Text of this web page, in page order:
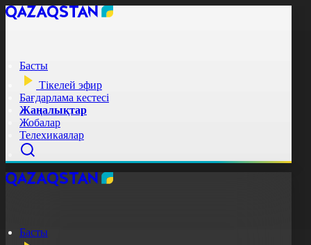
Басты
Тікелей эфир
Бағдарлама кестесі
Жаңалықтар
Жобалар
Телехикаялар
Басты